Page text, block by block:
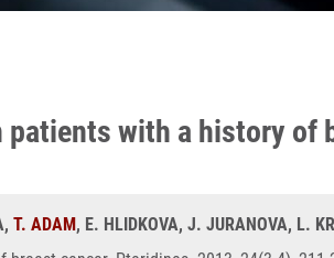
with a history of
T. ADAM, E. HLIDKOVA, J. JURANOVA, L.